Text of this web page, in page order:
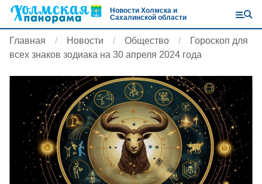
Новости Холмска и
Сахалинской области
Главная Новости Общество
Гороскоп для
всех знаков зодиака на 30 апреля 2024 года